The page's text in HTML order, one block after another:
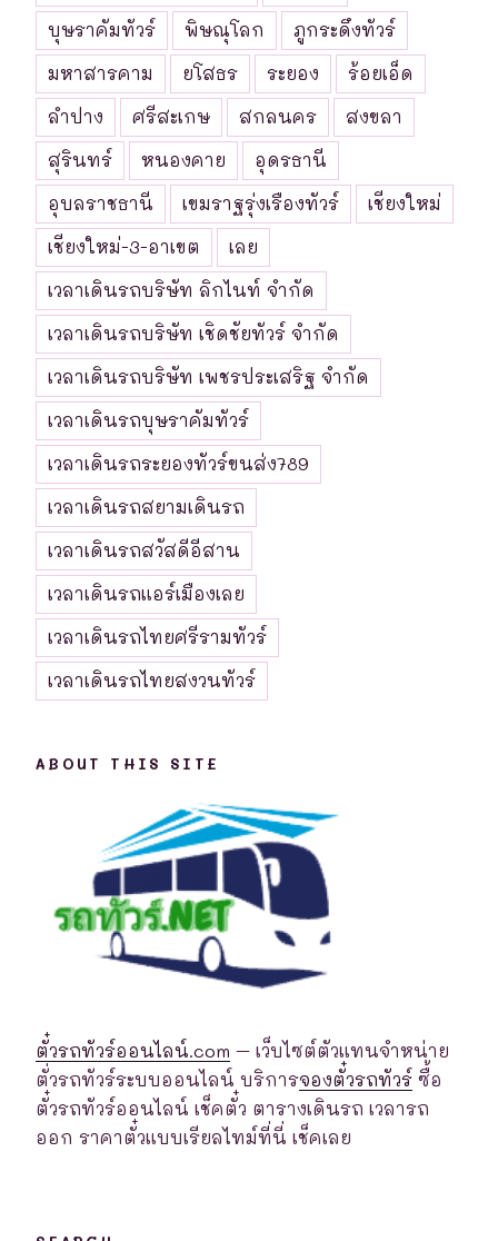
บุษราคัมทัวร์
พิษณุโลก
ภูกระดึงทัวร์
มหาสารคาม
ยโสธร ระยอง
ร้อยเอ็ด
ลำปาง
ศรีสะเกษ สกลนคร
สงขลา
สุรินทร์
หนองคาย
อุดรธานี
อุบลราชธานี
เขมราฐรุ่งเรืองทัวร์
เชียงใหม่
เชียงใหม่-3-อาเขต
เลย
เวลาเดินรถบริษัท ลิกไนท์ จำกัด
เวลาเดินรถบริษัท เชิดชัยทัวร์ จำกัด
เวลาเดินรถบริษัท เพชรประเสริฐ จำกัด
เวลาเดินรถบุษราคัมทัวร์
เวลาเดินรถระยองทัวร์ขนส่ง789
เวลาเดินรถสยามเดินรถ
เวลาเดินรถสวัสดีอีสาน
เวลาเดินรถแอร์เมืองเลย
เวลาเดินรถไทยศรีรามทัวร์
เวลาเดินรถไทยสงวนทัวร์
ABOUT THIS SITE
ตั๋วรถทัวร์ออนไลน์.com – เว็บไซต์ตัวแทนจำหน่าย
ตั่วรถทัวร์ระบบออนไลน์ บริการจองตั๋วรถทัวร์ ซื้อ
ตั๋วรถทัวร์ออนไลน์ เช็คตั๋ว ตารางเดินรถ เวลารถ
ออก ราคาตั๋วแบบเรียลไทม์ที่นี่ เช็คเลย